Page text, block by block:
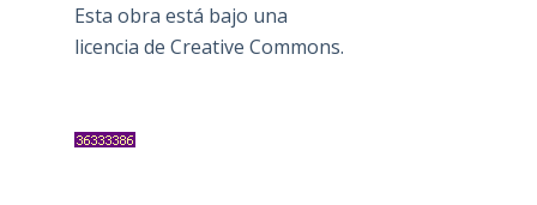
Esta obra está bajo una
licencia de Creative Commons.